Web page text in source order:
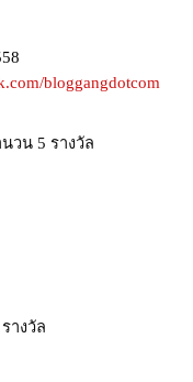
bloggangdotcom
วน 5 รางวัล
างวัล